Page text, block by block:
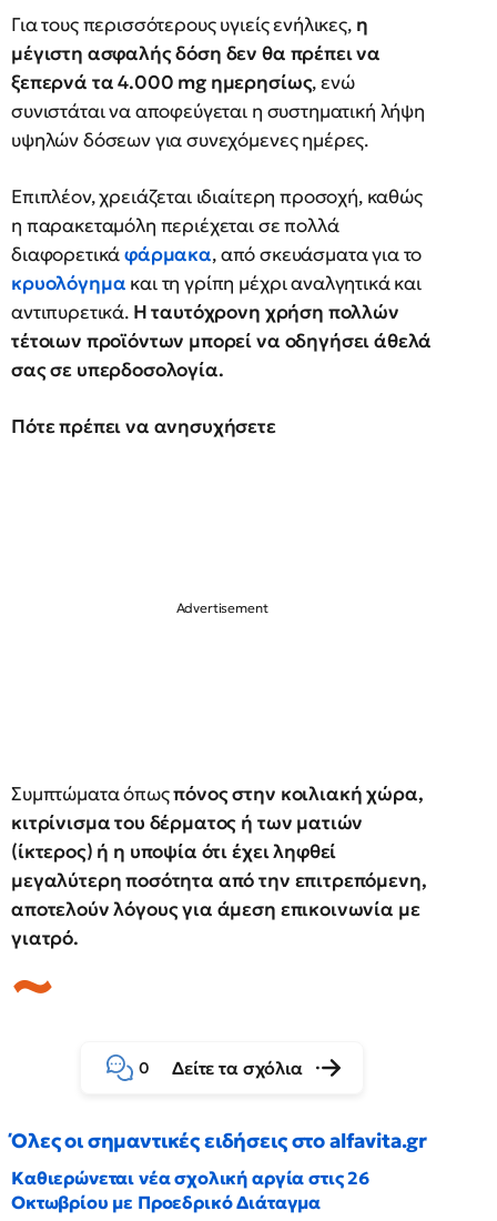
Για τους περισσότερους υγιείς ενήλικες, η
μέγιστη ασφαλής δόση δεν θα πρέπει να
ξεπερνά τα 4.000 mg ημερησίως, ενώ
συνιστάται να αποφεύγεται η συστηματική λήψη
υψηλών δόσεων για συνεχόμενες ημέρες.
Επιπλέον, χρειάζεται ιδιαίτερη προσοχή, καθώς
η παρακεταμόλη περιέχεται σε πολλά
διαφορετικάφάρμακα, από σκευάσματα για το
κρυολόγημα και τη γρίπη μέχρι αναλγητικά και
αντιπυρετικά. Η ταυτόχρονη χρήση πολλών
τέτοιων προϊόντων μπορεί να οδηγήσει άθελά
σας σε υπερδοσολογία.
Πότε πρέπει να ανησυχήσετε
Συμπτώματα όπωςπόνος στην κοιλιακή χώρα,
κιτρίνισμα του δέρματος ή των ματιών
(ίκτερος) ή η υποψία ότι έχει ληφθεί
μεγαλύτερη ποσότητα από την επιτρεπόμενη,
αποτελούν λόγους για άμεση επικοινωνία με
γιατρό.
0 Δείτε τα σχόλια
Όλες οι σημαντικές ειδήσεις στο alfavita.gr
Καθιερώνεται νέα σχολική αργία στις 26
Οκτωβρίου με Προεδρικό Διάταγμα